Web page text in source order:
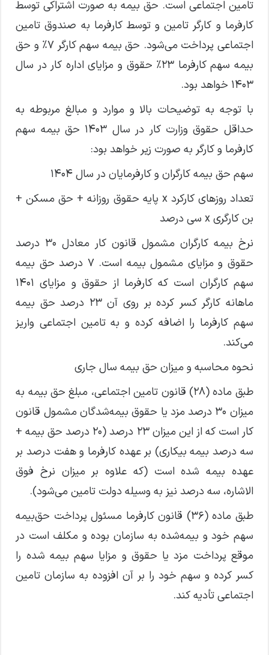
تامین اجتماعی است. حق بیمه به صورت اشتراکی توسط
کارفرما و کارگر تامین و توسط کارفرما به صندوق تامین
اجتماعی پرداخت می‌شود. حق بیمه سهم کارگر ۷% و حق
بیمه سهم کارفرما ۲۳% حقوق و مزایای اداره کار در سال
۱۴۰۳ خواهد بود.
با توجه به توضیحات بالا و موارد و مبالغ مربوطه به
حداقل حقوق وزارت کار در سال ۱۴۰۳ حق بیمه سهم
کارفرما و کارگر به صورت زیر خواهد بود:
سهم حق بیمه کارگران و کارفرمایان در سال 1404
تعداد روز‌های کارکرد x پایه حقوق روزانه + حق مسکن +
بن کارگری x سی درصد
نرخ بیمه کارگران مشمول قانون کار معادل ۳۰ درصد
حقوق و مزایای مشمول بیمه است. ۷ درصد حق بیمه
سهم کارگران است که کارفرما از حقوق و مزایای ۱۴۰۱
ماهانه کارگر کسر کرده بر روی آن ۲۳ درصد حق بیمه
سهم کارفرما را اضافه کرده و به تامین اجتماعی واریز
می‌کند.
نحوه محاسبه و میزان حق بیمه سال جاری
طبق ماده (۲۸) قانون تامین اجتماعی، مبلغ حق بیمه به
میزان ۳۰ درصد مزد یا حقوق بیمه‌شدگان مشمول قانون
کار است که از این میزان ۲۳ درصد (۲۰ درصد حق بیمه +
سه درصد بیمه بیکاری) بر عهده کارفرما و هفت درصد بر
عهده بیمه شده است (که علاوه بر میزان نرخ فوق
الاشاره، سه درصد نیز به وسیله دولت تامین می‌شود).
طبق ماده (۳۶) قانون کارفرما مسئول پرداخت حق‌بیمه
سهم خود و بیمه‌شده به سازمان بوده و مکلف است در
موقع پرداخت مزد یا حقوق و مزایا سهم بیمه شده را
کسر کرده و سهم خود را بر آن افزوده به سازمان تامین
اجتماعی تأدیه کند.